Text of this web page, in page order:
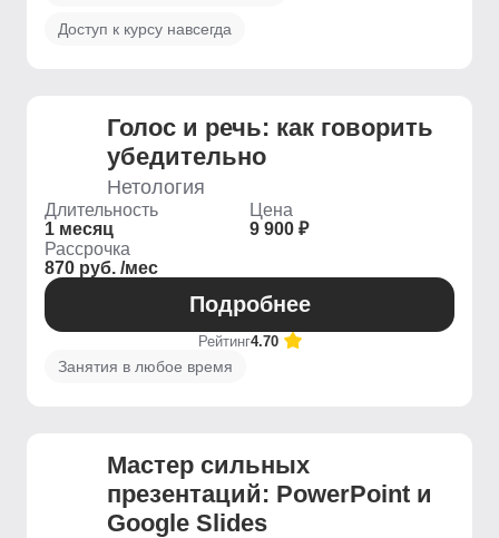
Доступ к курсу навсегда
Голос и речь: как говорить
убедительно
Нетология
Длительность
1 месяц
Цена
9 900 ₽
Рассрочка
870 руб. /мес
Подробнее
Рейтинг4.70
Занятия в любое время
Мастер сильных
презентаций: PowerPoint и
Google Slides